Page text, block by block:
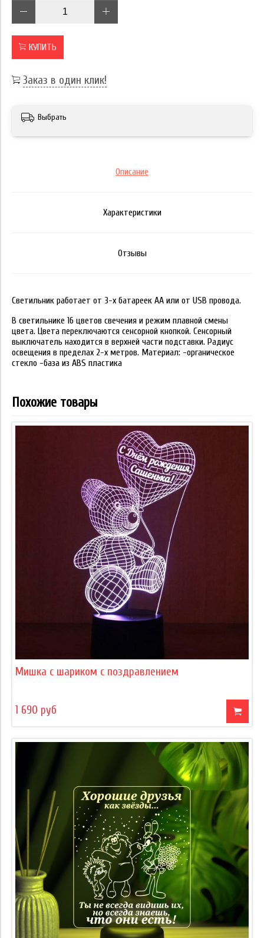
КУПИТЬ
Заказ в один клик!
Выбрать
Описание
Характеристики
Отзывы
Светильник работает от 3-х батареек АА или от USB провода.
В светильнике 16 цветов свечения и режим плавной смены
цвета. Цвета переключаются сенсорной кнопкой. Сенсорный
выключатель находится в верхней части подставки. Радиус
освещения в пределах 2-х метров. Материал: -органическое
стекло -база из ABS пластика
Похожие товары
Мишка с шариком с поздравлением
1 690 руб